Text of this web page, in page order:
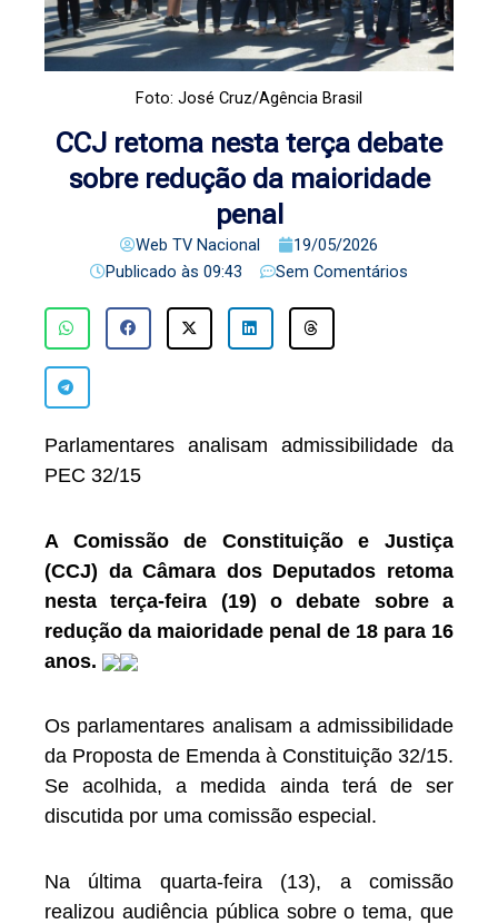
Foto: José Cruz/Agência Brasil
CCJ retoma nesta terça debate
sobre redução da maioridade
penal
Web TV Nacional
19/05/2026
Publicado às 09:43 Sem Comentários
Parlamentares analisam admissibilidade da
PEC 32/15
A Comissão de Constituição e Justiça
(CCJ) da Câmara dos Deputados retoma
nesta terça-feira (19) o debate sobre a
redução da maioridade penal de 18 para 16
anos.
Os parlamentares analisam a admissibilidade
da Proposta de Emenda à Constituição 32/15.
Se acolhida, a medida ainda terá de ser
discutida por uma comissão especial.
Na última quarta-feira (13), a comissão
realizou audiência pública sobre o tema, que